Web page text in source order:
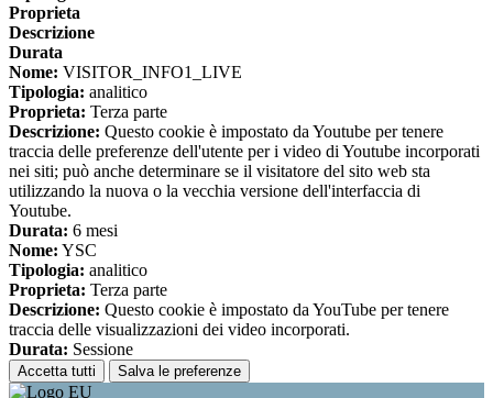
Proprieta
Descrizione
Durata
Nome: VISITOR_INFO1_LIVE
Tipologia: analitico
Proprieta: Terza parte
Descrizione: Questo cookie è impostato da Youtube per tenere
traccia delle preferenze dell'utente per i video di Youtube incorporati
nei siti; può anche determinare se il visitatore del sito web sta
utilizzando la nuova o la vecchia versione dell'interfaccia di
Youtube.
Durata: 6 mesi
Nome: YSC
Tipologia: analitico
Proprieta: Terza parte
Descrizione: Questo cookie è impostato da YouTube per tenere
traccia delle visualizzazioni dei video incorporati.
Durata: Sessione
Accetta tutti Salva le preferenze